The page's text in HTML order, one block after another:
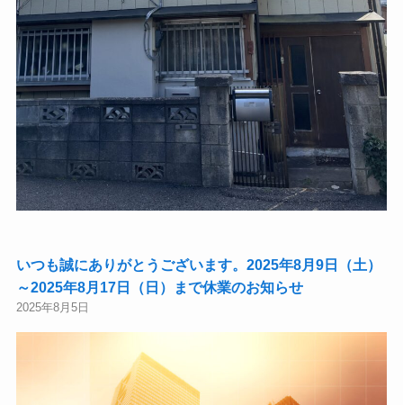
いつも誠にありがとうございます。2025年8月9日（土）
～2025年8月17日（日）まで休業のお知らせ
2025年8月5日